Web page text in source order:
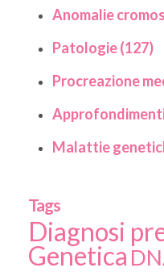
Anomalie
Patologie (127)
Procreazione
Malattie
Tags
Diagnosi
Genetica